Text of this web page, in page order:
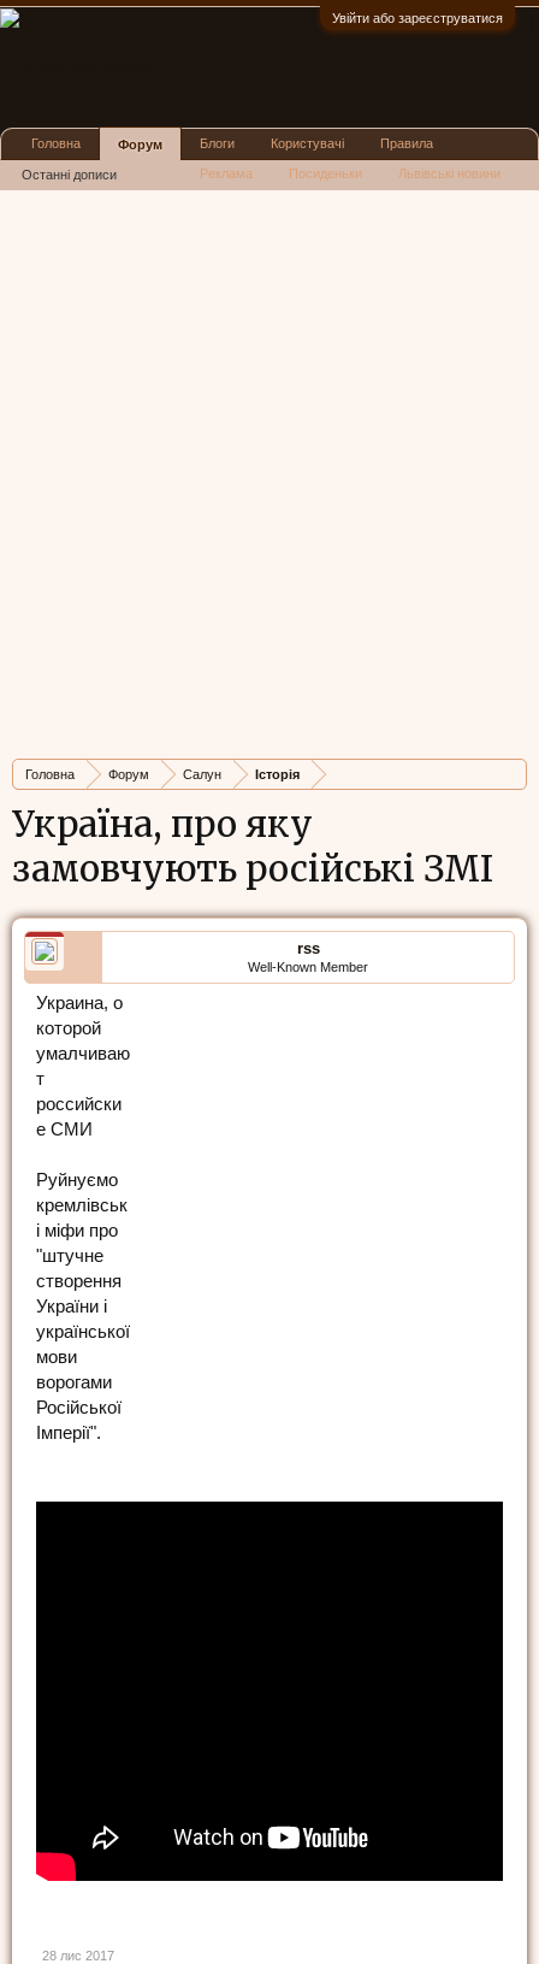
Увійти або зареєструватися
Головна Форум Салун Історія
Україна, про яку
замовчують російські ЗМІ
rss
Well-Known Member
Украина, о
которой
умалчиваю
т
российски
е СМИ
Руйнуємо
кремлівськ
і міфи про
"штучне
створення
України і
української
мови
ворогами
Російської
Імперії".
28 лис 2017
Головна Форум
Останні дописи
Блоги Користувачі Правила
Реклама Посиденьки Львівські новини